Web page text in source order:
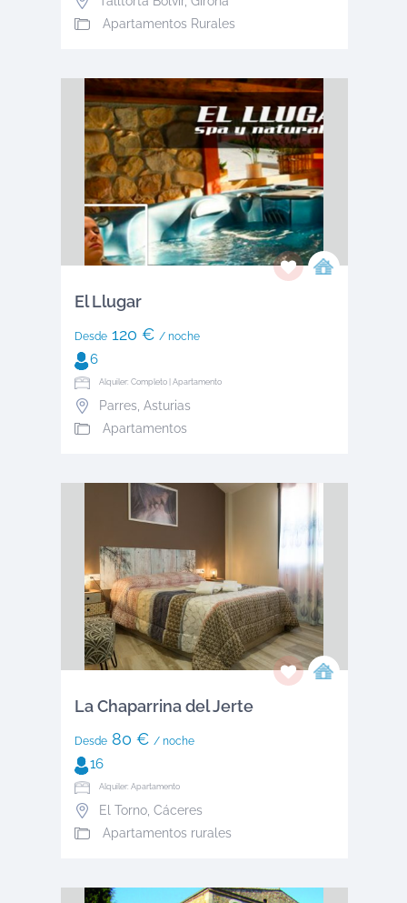
Apartamentos Rurales
El Llugar
Desde120 € / noche
6
Alquiler: Completo | Apartamento
Parres, Asturias
Apartamentos
La Chaparrina del Jerte
Desde80 € / noche
16
Alquiler: Apartamento
El Torno, Cáceres
Apartamentos rurales